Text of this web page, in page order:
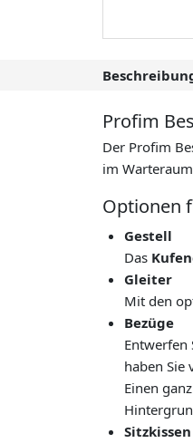
Profim
Der Profim
im
Optionen
Gestell
Das
Gleiter
Mit den
Bezüge
haben Sie
Einen
Sitzkissen